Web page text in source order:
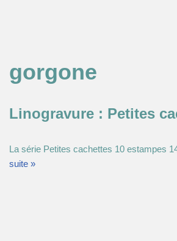
gorgone
Linogravure : Petites
La série Petites cachettes 10 estampes
suite »